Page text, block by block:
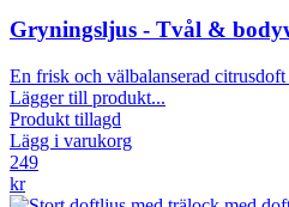
Gryningsljus - Tvål &
En frisk och välbalanserad
Lägger till produkt...
Produkt tillagd
Lägg i varukorg
249
kr